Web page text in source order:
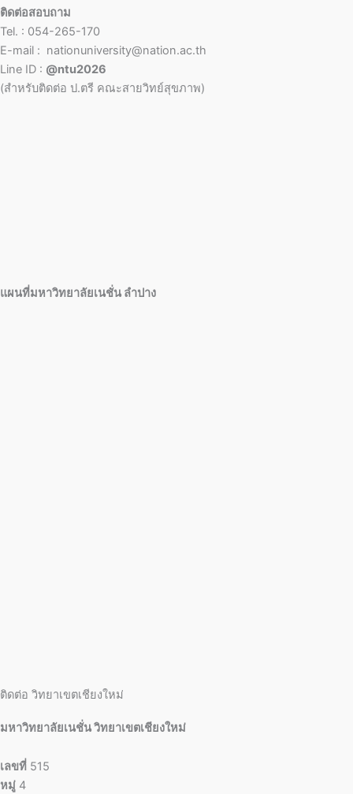
ติดต่อสอบถาม
Tel. : 054-265-170
E-mail : nationuniversity@nation.ac.th
Line ID : @ntu2026
(สำหรับติดต่อ ป.ตรี คณะสายวิทย์สุขภาพ)
แผนที่มหาวิทยาลัยเนชั่น ลำปาง
ติดต่อ วิทยาเขตเชียงใหม่
มหาวิทยาลัยเนชั่น วิทยาเขตเชียงใหม่
เลขที่ 515
หมู่ 4